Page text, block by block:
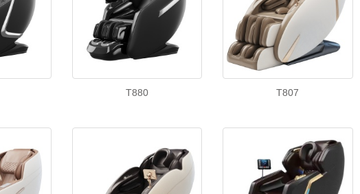
T880 T807